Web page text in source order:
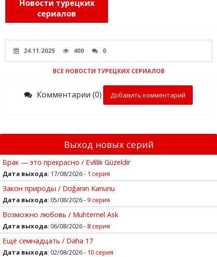
Новости турецких
сериалов
24.11.2025 400 0
ВСЕ НОВОСТИ ТУРЕЦКИХ СЕРИАЛОВ
Комментарии (0) Добавить комментарий
Выход новых серий
Брак — это прекрасно / Evlilik Güzeldir
Дата выхода: 17/08/2026 - 1 серия
Закон природы / Doğanın Kanunu
Дата выхода: 05/08/2026 -9 серия
Возможно любовь / Muhtemel Ask
Дата выхода: 06/08/2026 - 8 серия
Ещё семнадцать / Daha 17
Дата выхода: 02/08/2026 - 10 серия